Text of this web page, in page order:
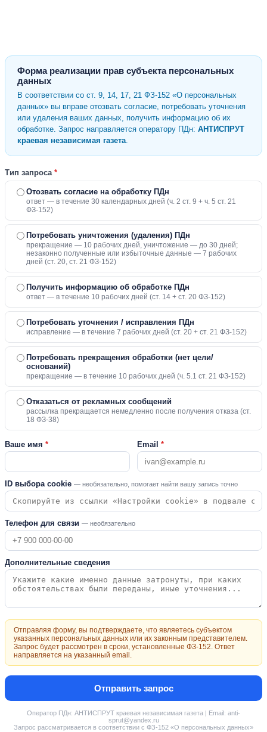
Форма реализации прав субъекта персональных
данных
В соответствии со ст. 9, 14, 17, 21 ФЗ-152 «О персональных
данных» вы вправе отозвать согласие, потребовать уточнения
или удаления ваших данных, получить информацию об их
обработке. Запрос направляется оператору ПДн: АНТИСПРУТ
краевая независимая газета.
Тип запроса *
Отозвать согласие на обработку ПДн
ответ — в течение 30 календарных дней (ч. 2 ст. 9 + ч. 5 ст. 21
ФЗ-152)
Потребовать уничтожения (удаления) ПДн
прекращение — 10 рабочих дней, уничтожение — до 30 дней;
незаконно полученные или избыточные данные — 7 рабочих
дней (ст. 20, ст. 21 ФЗ-152)
Получить информацию об обработке ПДн
ответ — в течение 10 рабочих дней (ст. 14 + ст. 20 ФЗ-152)
Потребовать уточнения / исправления ПДн
исправление — в течение 7 рабочих дней (ст. 20 + ст. 21 ФЗ-152)
Потребовать прекращения обработки (нет цели/
оснований)
прекращение — в течение 10 рабочих дней (ч. 5.1 ст. 21 ФЗ-152)
Отказаться от рекламных сообщений
рассылка прекращается немедленно после получения отказа (ст.
18 ФЗ-38)
Ваше имя * Email *
ID выбора cookie — необязательно, помогает найти вашу запись точно
Телефон для связи — необязательно
Дополнительные сведения
Отправляя форму, вы подтверждаете, что являетесь субъектом
указанных персональных данных или их законным представителем.
Запрос будет рассмотрен в сроки, установленные ФЗ-152. Ответ
направляется на указанный email.
Отправить запрос
Оператор ПДн: АНТИСПРУТ краевая независимая газета | Email: anti-
sprut@yandex.ru
Запрос рассматривается в соответствии с ФЗ-152 «О персональных данных»